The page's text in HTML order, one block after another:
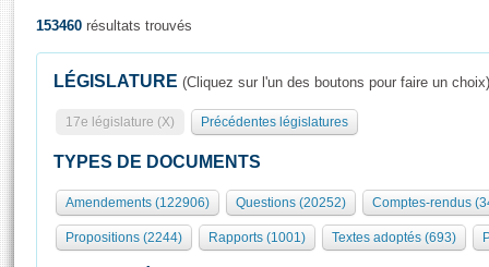
Présidence
577 députés
Groupes politiques
Séance publique
Commissions et autres organes
Europe et International
Rôle et pouvoirs de l'Assemblée
Organisation de l'Assemblée
Présidence Conférence des Présidents Bureau Collège des
Visiter l'Assemblée
Visite virtuelle du palais Bourbon
Assister à une séance
153460 résultats trouvés
LÉGISLATURE (Cliquez sur l'un des boutons pour faire un choix)
17e législature (X) Précédentes législatures
TYPES DE DOCUMENTS
Amendements (122906) Questions (20252) Comptes-rendus
Propositions (2244) Rapports (1001) Textes adoptés (693)